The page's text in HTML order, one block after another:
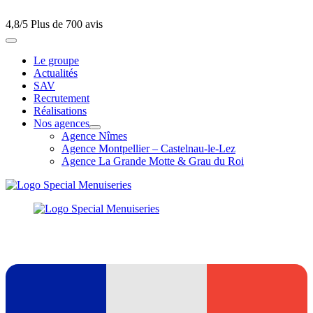
4,8/5 Plus de 700 avis
Le groupe
Actualités
SAV
Recrutement
Réalisations
Nos agences
Agence Nîmes
Agence Montpellier – Castelnau-le-Lez
Agence La Grande Motte & Grau du Roi